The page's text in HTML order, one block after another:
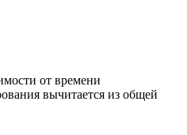
от времени
вычитается из общей